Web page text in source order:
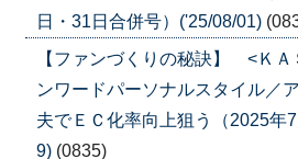
日・31日合併号）('25/08/01)
【ファンづくりの秘訣】 <Ｋ
ンワードパーソナルスタイル／
夫でＥＣ化率向上狙う（2025年
9) (0835)